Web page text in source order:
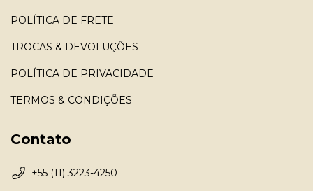
POLÍTICA DE FRETE
TROCAS & DEVOLUÇÕES
POLÍTICA DE PRIVACIDADE
TERMOS & CONDIÇÕES
Contato
+55 (11) 3223-4250